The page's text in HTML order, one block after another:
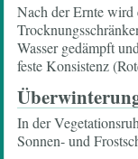
Nach der Ernte wird
Wasser gedämpft
feste Konsistenz
In der
Sonnen- und